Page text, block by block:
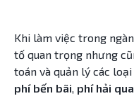
Khi làm việc trong
tố quan trọng nhưng
toán và quản lý các loại
phí bến bãi, phí hải